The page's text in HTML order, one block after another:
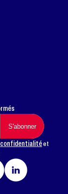
confidentialitéet